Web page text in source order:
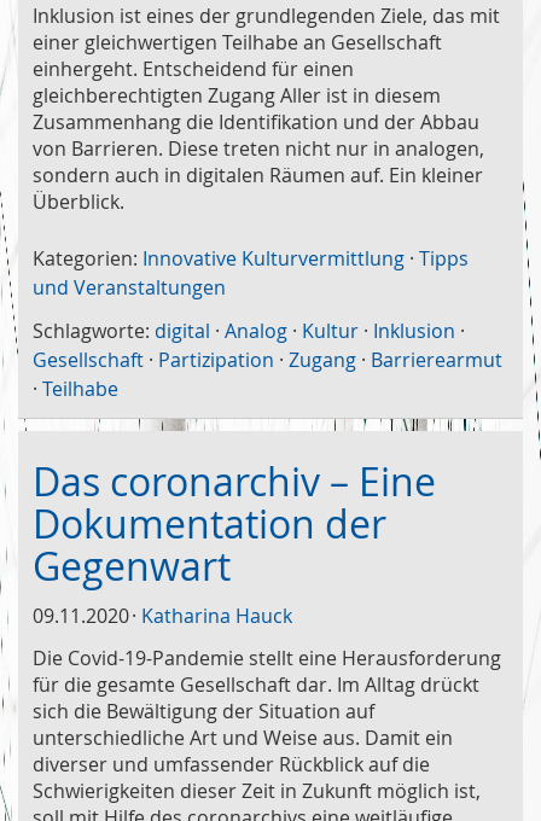
Inklusion ist eines der grundlegenden Ziele, das mit
einer gleichwertigen Teilhabe an Gesellschaft
einhergeht. Entscheidend für einen
gleichberechtigten Zugang Aller ist in diesem
Zusammenhang die Identifikation und der Abbau
von Barrieren. Diese treten nicht nur in analogen,
sondern auch in digitalen Räumen auf. Ein kleiner
Überblick.
Kategorien: Innovative Kulturvermittlung · Tipps
und Veranstaltungen
Schlagworte: digital · Analog · Kultur · Inklusion ·
Gesellschaft · Partizipation · Zugang · Barrierearmut
· Teilhabe
Das coronarchiv – Eine
Dokumentation der
Gegenwart
09.11.2020 Katharina Hauck
Die Covid-19-Pandemie stellt eine Herausforderung
für die gesamte Gesellschaft dar. Im Alltag drückt
sich die Bewältigung der Situation auf
unterschiedliche Art und Weise aus. Damit ein
diverser und umfassender Rückblick auf die
Schwierigkeiten dieser Zeit in Zukunft möglich ist,